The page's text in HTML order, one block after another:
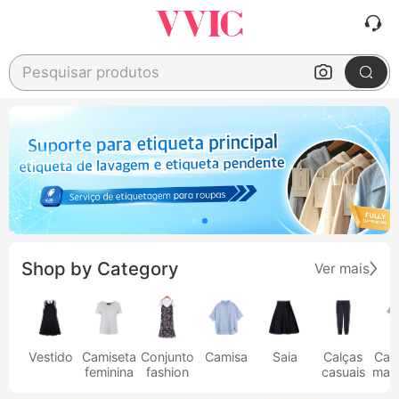
Pesquisar produtos
Shop by Category Ver mais
Vestido
Camiseta
feminina
Conjunto
fashion
Camisa Saia
Calças
casuais